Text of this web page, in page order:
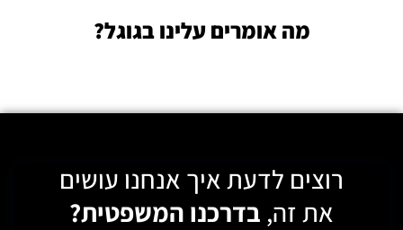
מה אומרים עלינו בגוגל?
רוצים לדעת איך אנחנו עושים
את זה, בדרכנו המשפטית?